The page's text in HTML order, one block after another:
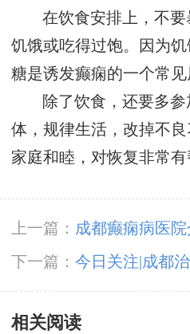
在饮食安排上，不
饥饿或吃得过饱。因为
糖是诱发癫痫的一个常见
除了饮食，还要多
体，规律生活，改掉不良
家庭和睦，对恢复非常有
上一篇： 成都癫痫病医
痫病?
下一篇： 今日关注|成都
儿出现哪些表现可能是癫
相关阅读